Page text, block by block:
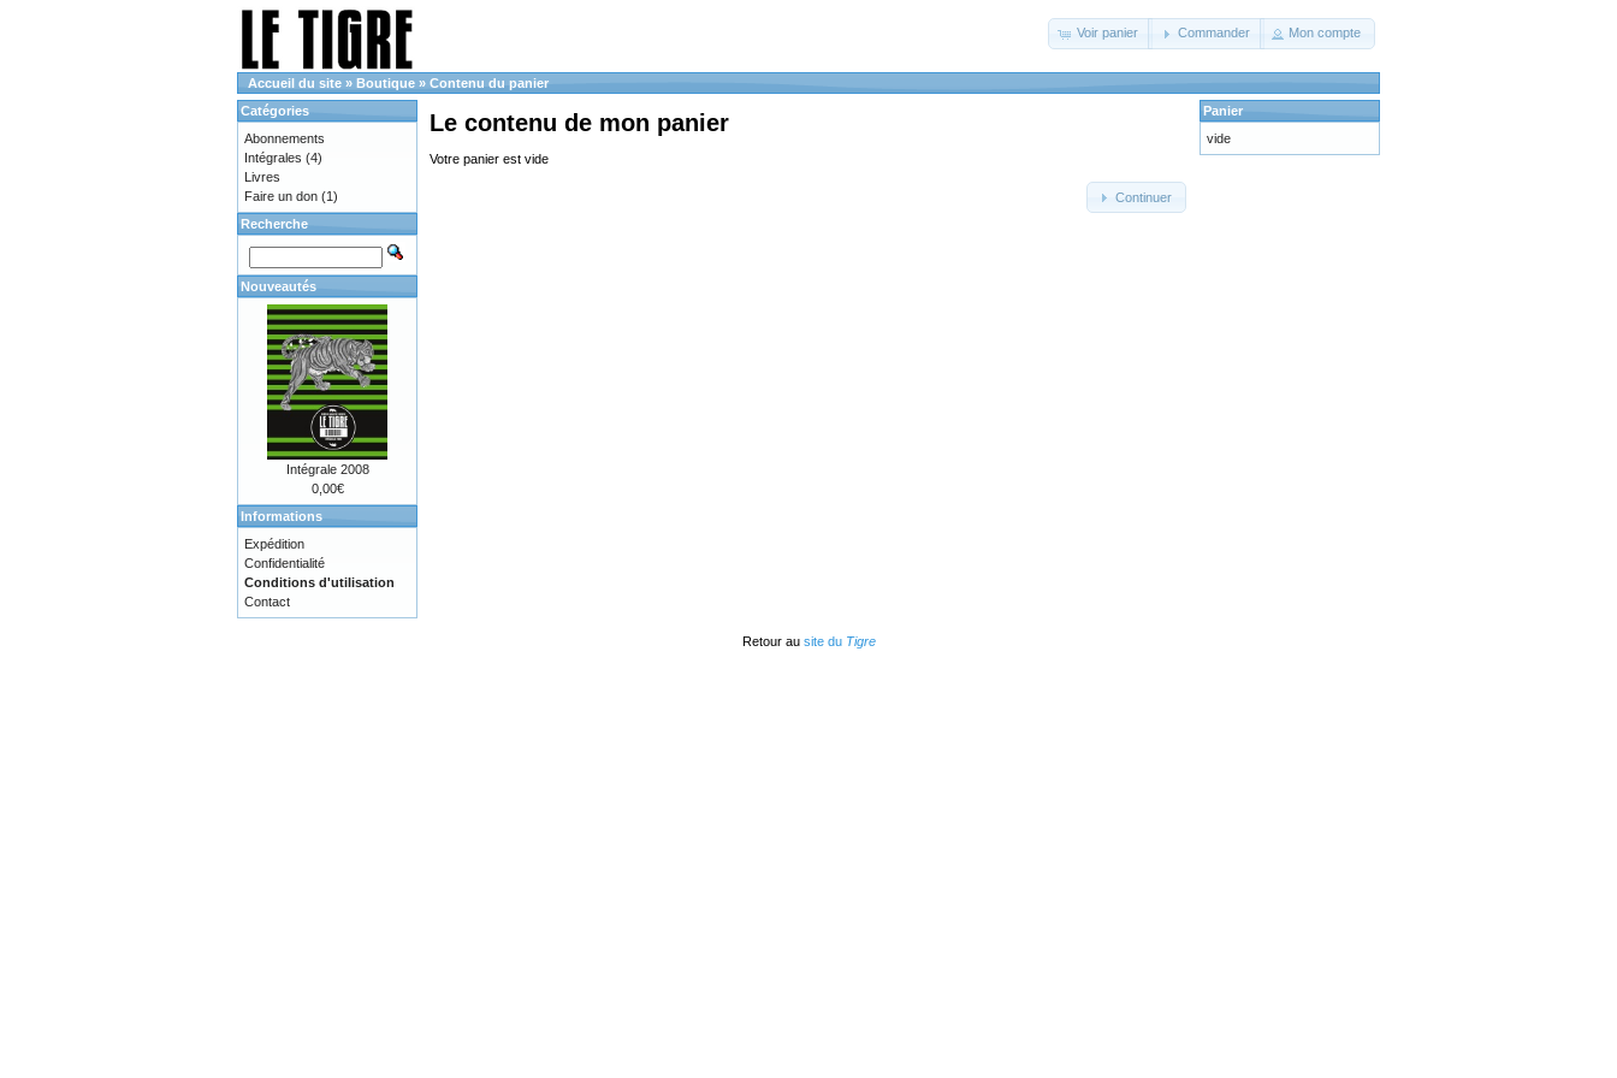
Voir panier Commander Mon compte
Accueil du site » Boutique » Contenu du panier
Le contenu de mon panier
Votre panier est vide
Continuer
Catégories
Abonnements
Intégrales (4)
Livres
Faire un don (1)
Recherche
Nouveautés
Intégrale 2008
0,00€
Informations
Expédition
Confidentialité
Conditions d'utilisation
Contact
Panier
vide
Retour au site du Tigre